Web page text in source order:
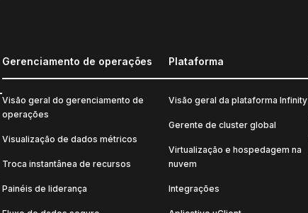
Gerenciamento de operações
Visão geral do gerenciamento de
operações
Visualização de dados métricos
Troca instantânea de recursos
Painéis de liderança
Plataforma
Visão geral da plataforma Infinity
Gerente de cluster global
Virtualização e hospedagem na
nuvem
Integrações